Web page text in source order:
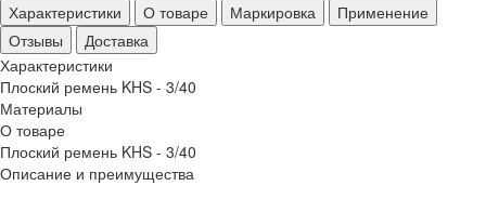
Характеристики
О товаре Маркировка
Применение
Отзывы
Доставка
Характеристики
Плоский ремень KHS - 3/40
Материалы
О товаре
Плоский ремень KHS - 3/40
Описание и преимущества